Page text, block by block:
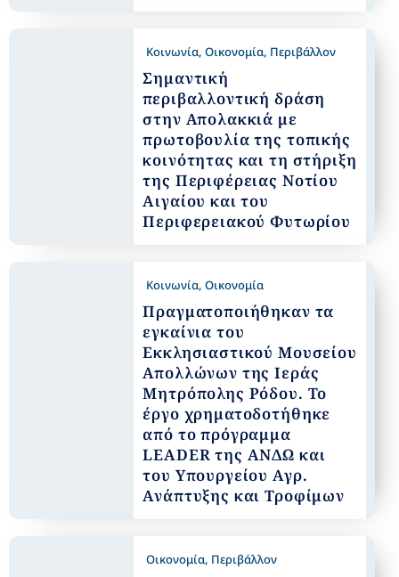
Κοινωνία,Οικονομία, Περιβάλλον
Σημαντική
περιβαλλοντική δράση
στην Απολακκιά με
πρωτοβουλία της τοπικής
κοινότητας και τη στήριξη
της Περιφέρειας Νοτίου
Αιγαίου και του
Περιφερειακού Φυτωρίου
Κοινωνία,Οικονομία
Πραγματοποιήθηκαν τα
εγκαίνια του
Εκκλησιαστικού Μουσείου
Απολλώνων της Ιεράς
Μητρόπολης Ρόδου. Το
έργο χρηματοδοτήθηκε
από το πρόγραμμα
LEADER της ΑΝΔΩ και
του Υπουργείου Αγρ.
Ανάπτυξης και Τροφίμων
Οικονομία, Περιβάλλον